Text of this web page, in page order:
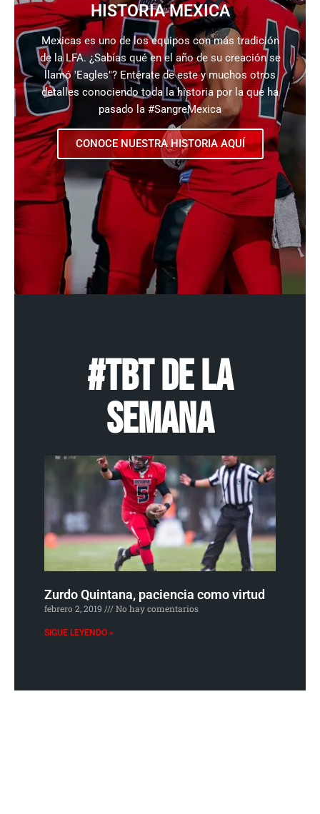
HISTORIA MEXICA
Mexicas es uno de los equipos con más tradición
de la LFA. ¿Sabías qué en el año de su creación se
llamó 'Eagles"? Entérate de este y muchos otros
detalles conociendo toda la historia por la que ha
pasado la #SangreMexica
CONOCE NUESTRA HISTORIA AQUÍ
#TBT DE LA
SEMANA
Zurdo Quintana, paciencia como virtud
febrero 2, 2019 No hay comentarios
SIGUE LEYENDO »